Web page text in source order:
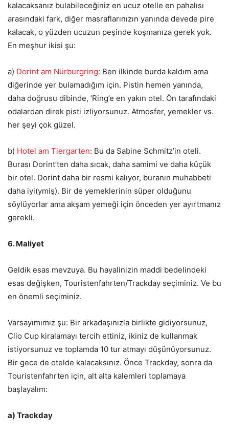
kalacaksanız bulabileceğiniz en ucuz otelle en pahalısı
arasındaki fark, diğer masraflarınızın yanında devede pire
kalacak, o yüzden ucuzun peşinde koşmanıza gerek yok.
En meşhur ikisi şu:
a) Dorint am Nürburgring: Ben ilkinde burda kaldım ama
diğerinde yer bulamadığım için. Pistin hemen yanında,
daha doğrusu dibinde, ‘Ring’e en yakın otel. Ön tarafındaki
odalardan direk pisti izliyorsunuz. Atmosfer, yemekler vs.
her şeyi çok güzel.
b) Hotel am Tiergarten: Bu da Sabine Schmitz’in oteli.
Burası Dorint’ten daha sıcak, daha samimi ve daha küçük
bir otel. Dorint daha bir resmi kalıyor, buranın muhabbeti
daha iyi(ymiş). Bir de yemeklerinin süper olduğunu
söylüyorlar ama akşam yemeği için önceden yer ayırtmanız
gerekli.
6. Maliyet
Geldik esas mevzuya. Bu hayalinizin maddi bedelindeki
esas değişken, Touristenfahrten/Trackday seçiminiz. Ve bu
en önemli seçiminiz.
Varsayımımız şu: Bir arkadaşınızla birlikte gidiyorsunuz,
Clio Cup kiralamayı tercih ettiniz, ikiniz de kullanmak
istiyorsunuz ve toplamda 10 tur atmayı düşünüyorsunuz.
Bir gece de otelde kalacaksınız. Önce Trackday, sonra da
Touristenfahrten için, alt alta kalemleri toplamaya
başlayalım:
a) Trackday